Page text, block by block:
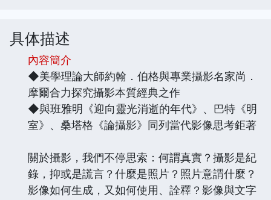
具体描述
內容簡介
◆美學理論大師約翰．伯格與專業攝影名家尚．
摩爾合力探究攝影本質經典之作
◆與班雅明《迎向靈光消逝的年代》、巴特《明
室》、桑塔格《論攝影》同列當代影像思考鉅著
關於攝影，我們不停思索：何謂真實？攝影是紀
錄，抑或是謊言？什麼是照片？照片意謂什麼？
影像如何生成，又如何使用、詮釋？影像與文字